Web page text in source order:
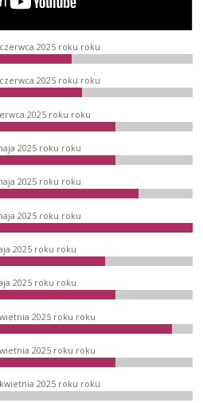
2025 roku roku
2025 roku roku
2025 roku roku
2025 roku roku
2025 roku roku
2025 roku roku
2025 roku roku
2025 roku roku
2025 roku roku
2025 roku roku
2025 roku roku